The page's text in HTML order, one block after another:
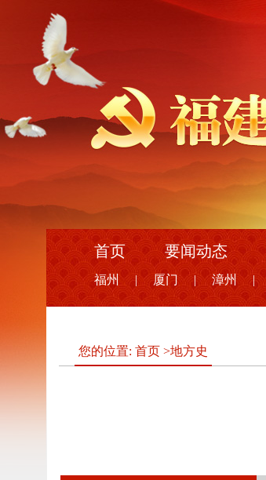
首页 要闻动态
福州 | 厦门 | 漳州 |
您的位置: 首页>地方史